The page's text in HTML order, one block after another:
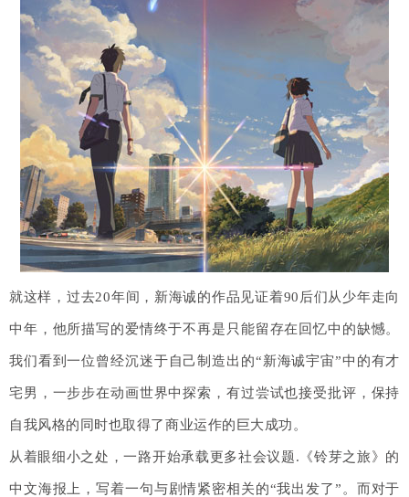
就这样，过去20年间，新海诚的作品见证着90后们从少年走向
中年，他所描写的爱情终于不再是只能留存在回忆中的缺憾。
我们看到一位曾经沉迷于自己制造出的“新海诚宇宙”中的有才
宅男，一步步在动画世界中探索，有过尝试也接受批评，保持
自我风格的同时也取得了商业运作的巨大成功。
从着眼细小之处，一路开始承载更多社会议题. 《铃芽之旅》的
中文海报上，写着一句与剧情紧密相关的“我出发了”。 而对于